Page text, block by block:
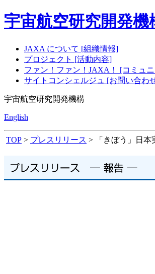
宇宙航空研究開発機
JAXA について [組織情報]
プロジェクト [活動内容]
ファン！ファン！JAXA！ [コミュ
サイトコンシェルジュ [お問い合わ
宇宙航空研究開発機構
English
TOP > プレスリリース > 「きぼう」日本